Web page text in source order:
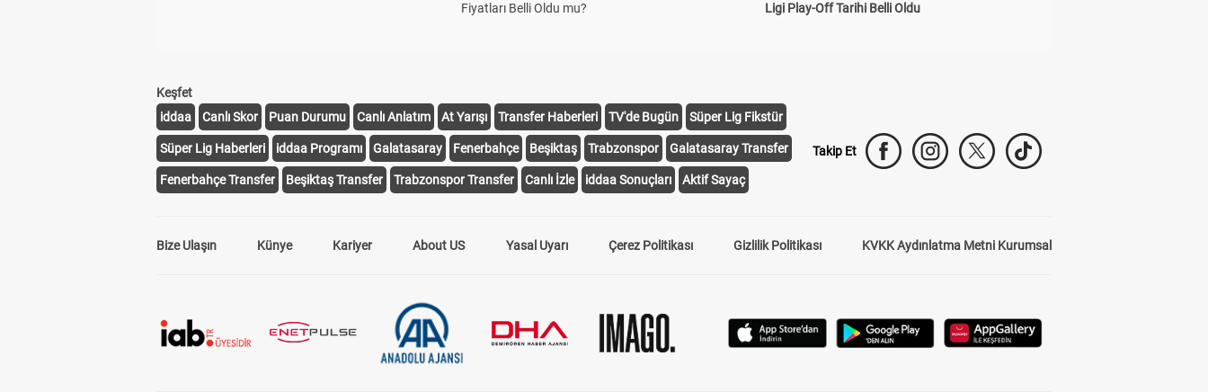
Fiyatları Belli Oldu mu?
Ligi Play-Off Tarihi Belli Oldu
Keşfet
iddaa
Canlı Skor Puan Durumu Canlı Anlatım At Yarışı Transfer Haberleri TV'de Bugün Süper Lig Fikstür
Süper Lig Haberleri iddaa Programı Galatasaray Fenerbahçe Beşiktaş Trabzonspor Galatasaray Transfer
Fenerbahçe Transfer Beşiktaş Transfer Trabzonspor Transfer Canlı İzle iddaa Sonuçları Aktif Sayaç
Takip Et
Bize Ulaşın Künye Kariyer About US Yasal Uyarı Çerez Politikası Gizlilik Politikası KVKK Aydınlatma Metni Kurumsal